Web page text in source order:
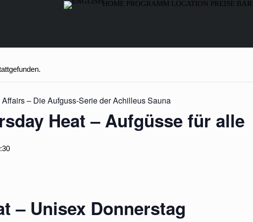
HOME PROGRAMM LOCATION PREISE BAR
Affairs – Die Aufguss-Serie der Achilleus Sauna
Heat – Aufgüsse für alle
– Unisex Donnerstag